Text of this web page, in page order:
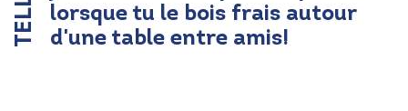
lorsque tu le bois frais autour
d'une table entre amis!